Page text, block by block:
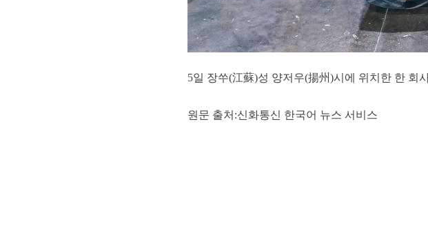
5일 장쑤(江蘇)성 양저우(揚州)시에 위치한 한 회
원문 출처:신화통신 한국어 뉴스 서비스